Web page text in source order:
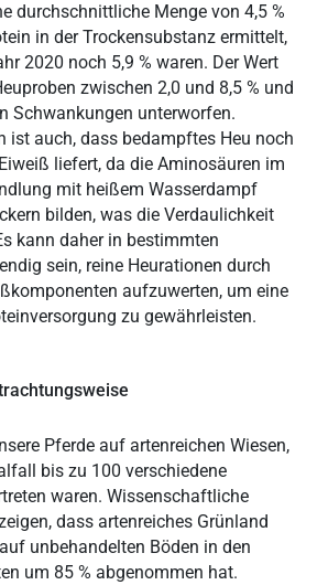
durchschnittliche Menge von 4,5 %
in der Trockensubstanz ermittelt,
2020 noch 5,9 % waren. Der Wert
zwischen 2,0 und 8,5 % und
Schwankungen unterworfen.
ist auch, dass bedampftes Heu noch
liefert, da die Aminosäuren im
mit heißem Wasserdampf
bilden, was die Verdaulichkeit
kann daher in bestimmten
sein, reine Heurationen durch
aufzuwerten, um eine
zu gewährleisten.
Pferde auf artenreichen Wiesen,
bis zu 100 verschiedene
waren. Wissenschaftliche
dass artenreiches Grünland
unbehandelten Böden in den
um 85 % abgenommen hat.